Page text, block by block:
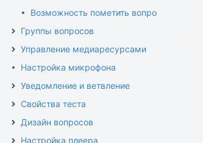
Возможность пометить вопрос
Группы вопросов
Управление медиаресурсами
Настройка микрофона
Уведомление и ветвление
Свойства теста
Дизайн вопросов
Настройка плеера